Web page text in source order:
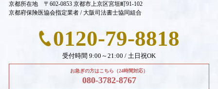
京都所在地 〒602-0853 京都市上京区宮垣町91-102
京都府保険医協会指定業者 / 大阪司法書士協同組合
0120-79-8818
受付時間 9:00～21:00 / 土日祝OK
お急ぎの方はこちら（24時間対応）
080-3782-8767